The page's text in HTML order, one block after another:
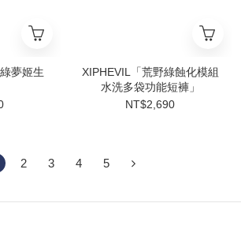
夢姬生
XIPHEVIL「荒野綠蝕化模組
水洗多袋功能短褲」
NT$2,690
2 3 4 5